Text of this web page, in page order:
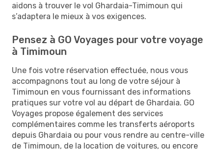
aidons à trouver le vol Ghardaia-Timimoun qui
s’adaptera le mieux à vos exigences.
Pensez à GO Voyages pour votre voyage
à Timimoun
Une fois votre réservation effectuée, nous vous
accompagnons tout au long de votre séjour à
Timimoun en vous fournissant des informations
pratiques sur votre vol au départ de Ghardaia. GO
Voyages propose également des services
complémentaires comme les transferts aéroports
depuis Ghardaia ou pour vous rendre au centre-ville
de Timimoun, de la location de voitures, ou encore